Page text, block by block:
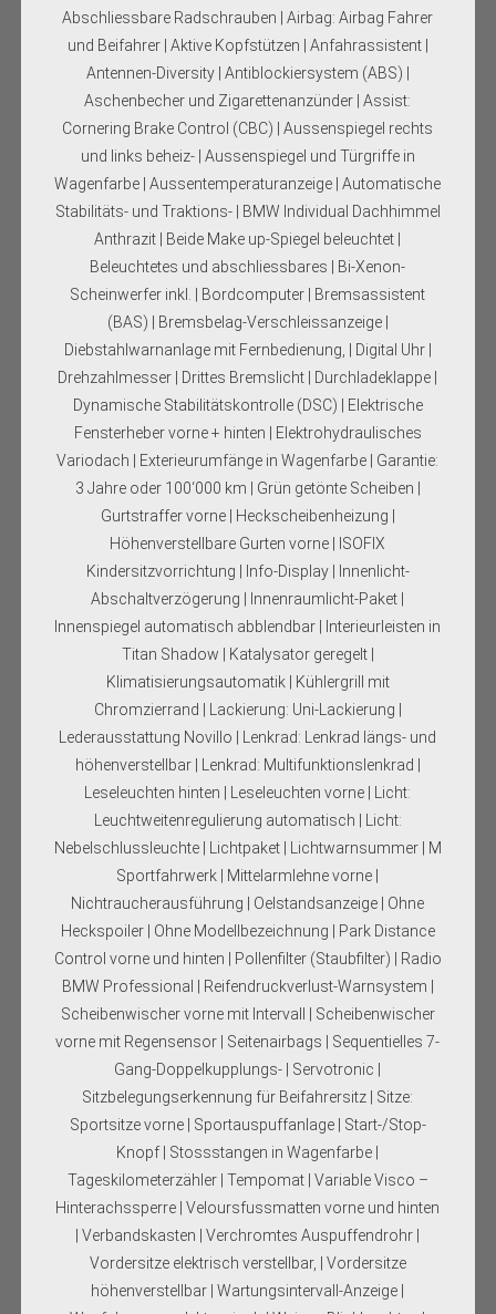
Abschliessbare Radschrauben | Airbag: Airbag Fahrer
und Beifahrer | Aktive Kopfstützen | Anfahrassistent |
Antennen-Diversity | Antiblockiersystem (ABS) |
Aschenbecher und Zigarettenanzünder | Assist:
Cornering Brake Control (CBC) | Aussenspiegel rechts
und links beheiz- | Aussenspiegel und Türgriffe in
Wagenfarbe | Aussentemperaturanzeige | Automatische
Stabilitäts- und Traktions- | BMW Individual Dachhimmel
Anthrazit | Beide Make up-Spiegel beleuchtet |
Beleuchtetes und abschliessbares | Bi-Xenon-
Scheinwerfer inkl. | Bordcomputer | Bremsassistent
(BAS) | Bremsbelag-Verschleissanzeige |
Diebstahlwarnanlage mit Fernbedienung, | Digital Uhr |
Drehzahlmesser | Drittes Bremslicht | Durchladeklappe |
Dynamische Stabilitätskontrolle (DSC) | Elektrische
Fensterheber vorne + hinten | Elektrohydraulisches
Variodach | Exterieurumfänge in Wagenfarbe | Garantie:
3 Jahre oder 100‘000 km | Grün getönte Scheiben |
Gurtstraffer vorne | Heckscheibenheizung |
Höhenverstellbare Gurten vorne | ISOFIX
Kindersitzvorrichtung | Info-Display | Innenlicht-
Abschaltverzögerung | Innenraumlicht-Paket |
Innenspiegel automatisch abblendbar | Interieurleisten in
Titan Shadow | Katalysator geregelt |
Klimatisierungsautomatik | Kühlergrill mit
Chromzierrand | Lackierung: Uni-Lackierung |
Lederausstattung Novillo | Lenkrad: Lenkrad längs- und
höhenverstellbar | Lenkrad: Multifunktionslenkrad |
Leseleuchten hinten | Leseleuchten vorne | Licht:
Leuchtweitenregulierung automatisch | Licht:
Nebelschlussleuchte | Lichtpaket | Lichtwarnsummer | M
Sportfahrwerk | Mittelarmlehne vorne |
Nichtraucherausführung | Oelstandsanzeige | Ohne
Heckspoiler | Ohne Modellbezeichnung | Park Distance
Control vorne und hinten | Pollenfilter (Staubfilter) | Radio
BMW Professional | Reifendruckverlust-Warnsystem |
Scheibenwischer vorne mit Intervall | Scheibenwischer
vorne mit Regensensor | Seitenairbags | Sequentielles 7-
Gang-Doppelkupplungs- | Servotronic |
Sitzbelegungserkennung für Beifahrersitz | Sitze:
Sportsitze vorne | Sportauspuffanlage | Start-/Stop-
Knopf | Stossstangen in Wagenfarbe |
Tageskilometerzähler | Tempomat | Variable Visco –
Hinterachssperre | Veloursfussmatten vorne und hinten
| Verbandskasten | Verchromtes Auspuffendrohr |
Vordersitze elektrisch verstellbar, | Vordersitze
höhenverstellbar | Wartungsintervall-Anzeige |